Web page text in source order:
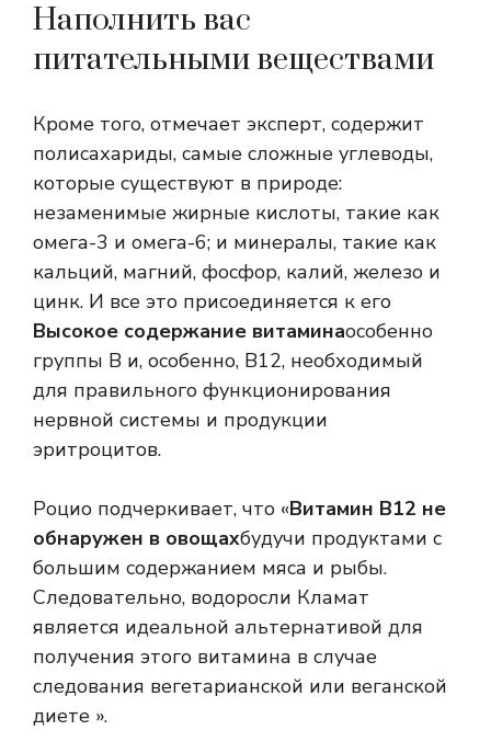
Наполнить вас
питательными веществами
Кроме того, отмечает эксперт, содержит
полисахариды, самые сложные углеводы,
которые существуют в природе:
незаменимые жирные кислоты, такие как
омега-3 и омега-6; и минералы, такие как
кальций, магний, фосфор, калий, железо и
цинк. И все это присоединяется к его
Высокое содержание витаминаособенно
группы B и, особенно, B12, необходимый
для правильного функционирования
нервной системы и продукции
эритроцитов.
Роцио подчеркивает, что «Витамин В12 не
обнаружен в овощахбудучи продуктами с
большим содержанием мяса и рыбы.
Следовательно, водоросли Кламат
является идеальной альтернативой для
получения этого витамина в случае
следования вегетарианской или веганской
диете ».